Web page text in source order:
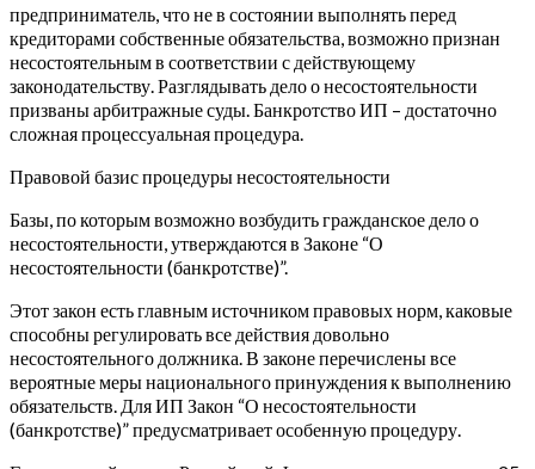
предприниматель, что не в состоянии выполнять перед
кредиторами собственные обязательства, возможно признан
несостоятельным в соответствии с действующему
законодательству. Разглядывать дело о несостоятельности
призваны арбитражные суды. Банкротство ИП – достаточно
сложная процессуальная процедура.
Правовой базис процедуры несостоятельности
Базы, по которым возможно возбудить гражданское дело о
несостоятельности, утверждаются в Законе “О
несостоятельности (банкротстве)”.
Этот закон есть главным источником правовых норм, каковые
способны регулировать все действия довольно
несостоятельного должника. В законе перечислены все
вероятные меры национального принуждения к выполнению
обязательств. Для ИП Закон “О несостоятельности
(банкротстве)” предусматривает особенную процедуру.